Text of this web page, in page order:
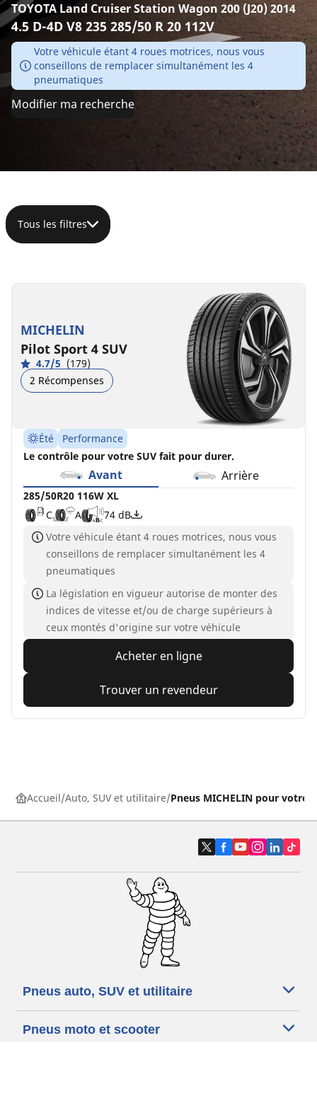
TOYOTA Land Cruiser Station Wagon 200 (J20) 2014
4.5 D-4D V8 235 285/50 R 20 112V
Votre véhicule étant 4 roues motrices, nous vous
conseillons de remplacer simultanément les 4
pneumatiques
Modifier ma recherche
Tous les filtres
MICHELIN
Pilot Sport 4 SUV
4.7/5 (179)
2 Récompenses
Été
Performance
Le contrôle pour votre SUV fait pour durer.
Avant Arrière
285/50R20 116W XL
C
A 74 dB
Votre véhicule étant 4 roues motrices, nous vous
conseillons de remplacer simultanément les 4
pneumatiques
La législation en vigueur autorise de monter des
indices de vitesse et/ou de charge supérieurs à
ceux montés d'origine sur votre véhicule
Acheter en ligne
Trouver un revendeur
Accueil Auto, SUV et utilitaire Pneus MICHELIN pour votre
Pneus auto, SUV et utilitaire
Pneus moto et scooter